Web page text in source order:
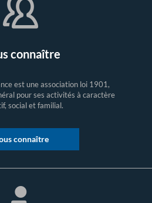
connaître
est une association loi 1901,
pour ses activités à caractère
social et familial.
connaître